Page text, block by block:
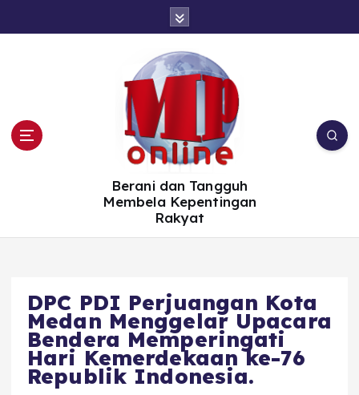
Berani dan Tangguh
Membela Kepentingan
Rakyat
DPC PDI Perjuangan Kota
Medan Menggelar Upacara
Bendera Memperingati
Hari Kemerdekaan ke-76
Republik Indonesia.